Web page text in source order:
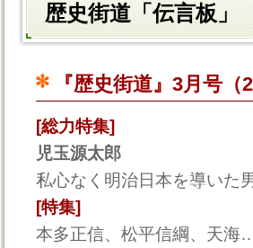
歴史街道「伝言板」
『歴史街道』3月号
[総力特集]
児玉源太郎
私心なく明治日本を導いた
[特集]
本多正信、松平信綱、天海